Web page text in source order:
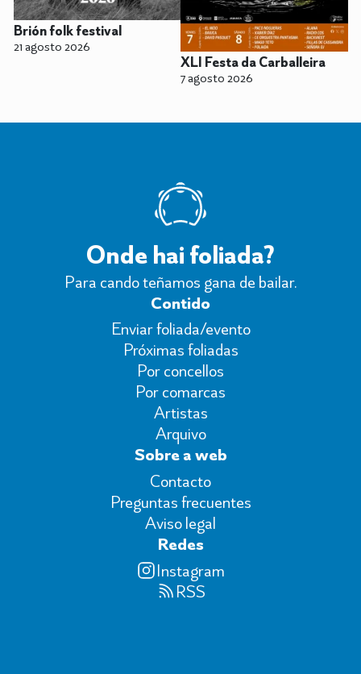
Brión folk festival
21 agosto 2026
XLI Festa da Carballeira
7 agosto 2026
Onde hai foliada?
Para cando teñamos gana de bailar.
Contido
Enviar foliada/evento
Próximas foliadas
Por concellos
Por comarcas
Artistas
Arquivo
Sobre a web
Contacto
Preguntas frecuentes
Aviso legal
Redes
Instagram
RSS